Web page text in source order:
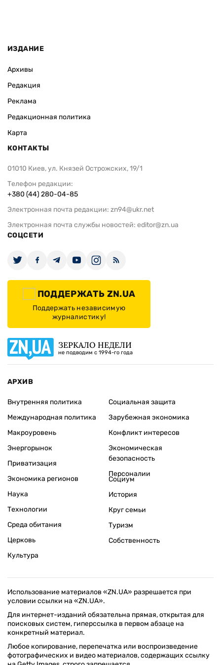
ИЗДАНИЕ
Архивы
Редакция
Реклама
Редакционная политика
Карта
КОНТАКТЫ
01010 Киев, ул. Князей Острожских, 19/1
Телефон редакции:
+380 (44) 280-04-85
Электронная почта редакции: zn94@ukr.net
Электронная почта службы новостей: editor@zn.ua
СОЦСЕТИ
ПОДДЕРЖАТЬ ZN.UA
Поддержать независимую
журналистику!
ЗЕРКАЛО НЕДЕЛИ
не подводим с 1994-го года
АРХИВ
Внутренняя политика
Международная политика
Макроуровень
Энергорынок
Приватизация
Экономика регионов
Социальная защита
Зарубежная экономика
Конфликт интересов
Экономическая
безопасность
Персоналии
Наука
Технологии
Среда обитания
Церковь
Культура
Социум
История
Круг семьи
Туризм
Собственность
Использование материалов «ZN.UA» разрешается при
условии ссылки на «ZN.UA».
Для интернет-изданий обязательна прямая, открытая для
поисковых систем, гиперссылка в первом абзаце на
конкретный материал.
Любое копирование, перепечатка или воспроизведение
фотографических и видео материалов, содержащих ссылку